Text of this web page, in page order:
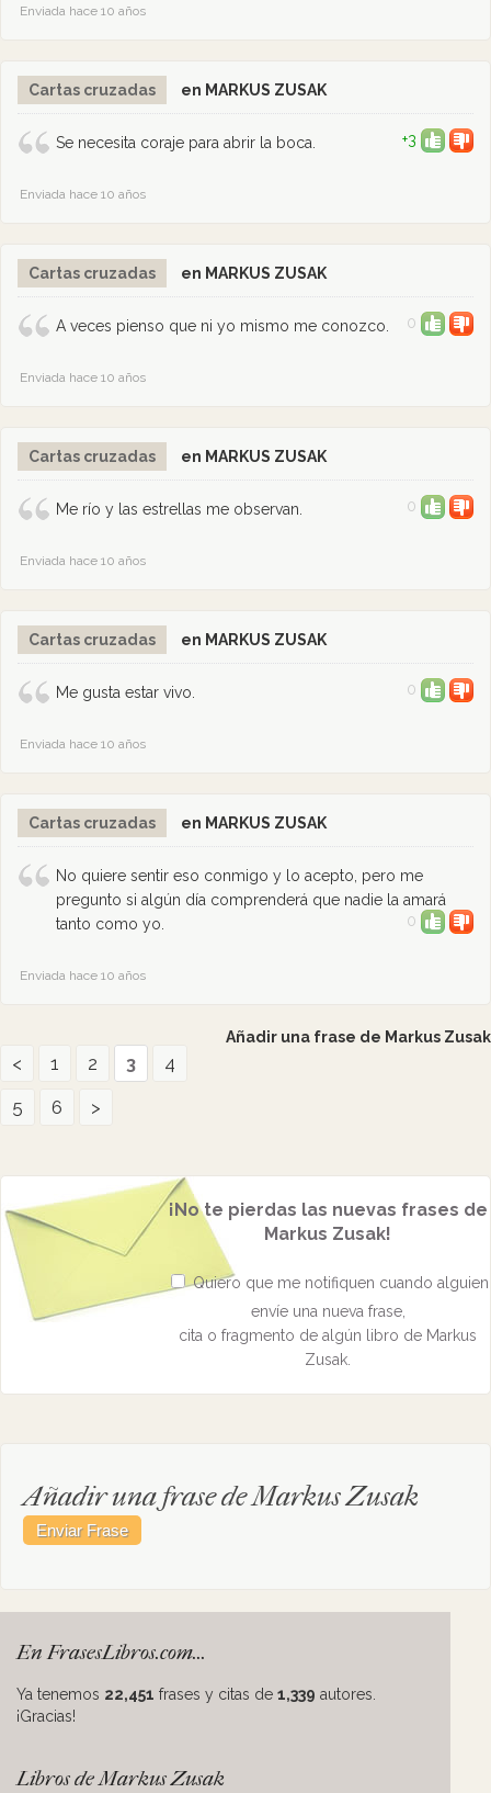
Enviada hace 10 años
Cartas cruzadas en MARKUS ZUSAK
Se necesita coraje para abrir la boca. +3
Enviada hace 10 años
Cartas cruzadas en MARKUS ZUSAK
A veces pienso que ni yo mismo me conozco. 0
Enviada hace 10 años
Cartas cruzadas en MARKUS ZUSAK
Me río y las estrellas me observan. 0
Enviada hace 10 años
Cartas cruzadas en MARKUS ZUSAK
Me gusta estar vivo. 0
Enviada hace 10 años
Cartas cruzadas en MARKUS ZUSAK
No quiere sentir eso conmigo y lo acepto, pero me
pregunto si algún día comprenderá que nadie la amará
tanto como yo.
0
Enviada hace 10 años
Añadir una frase de Markus Zusak
< 1 2 3
4
5
6 >
¡No te pierdas las nuevas frases de
Markus Zusak!
Quiero que me notifiquen cuando alguien
envíe una nueva frase,
cita o fragmento de algún libro de Markus
Zusak.
Añadir una frase de Markus Zusak
En FrasesLibros.com...
Ya tenemos 22,451 frases y citas de 1,339 autores.
¡Gracias!
Libros de Markus Zusak